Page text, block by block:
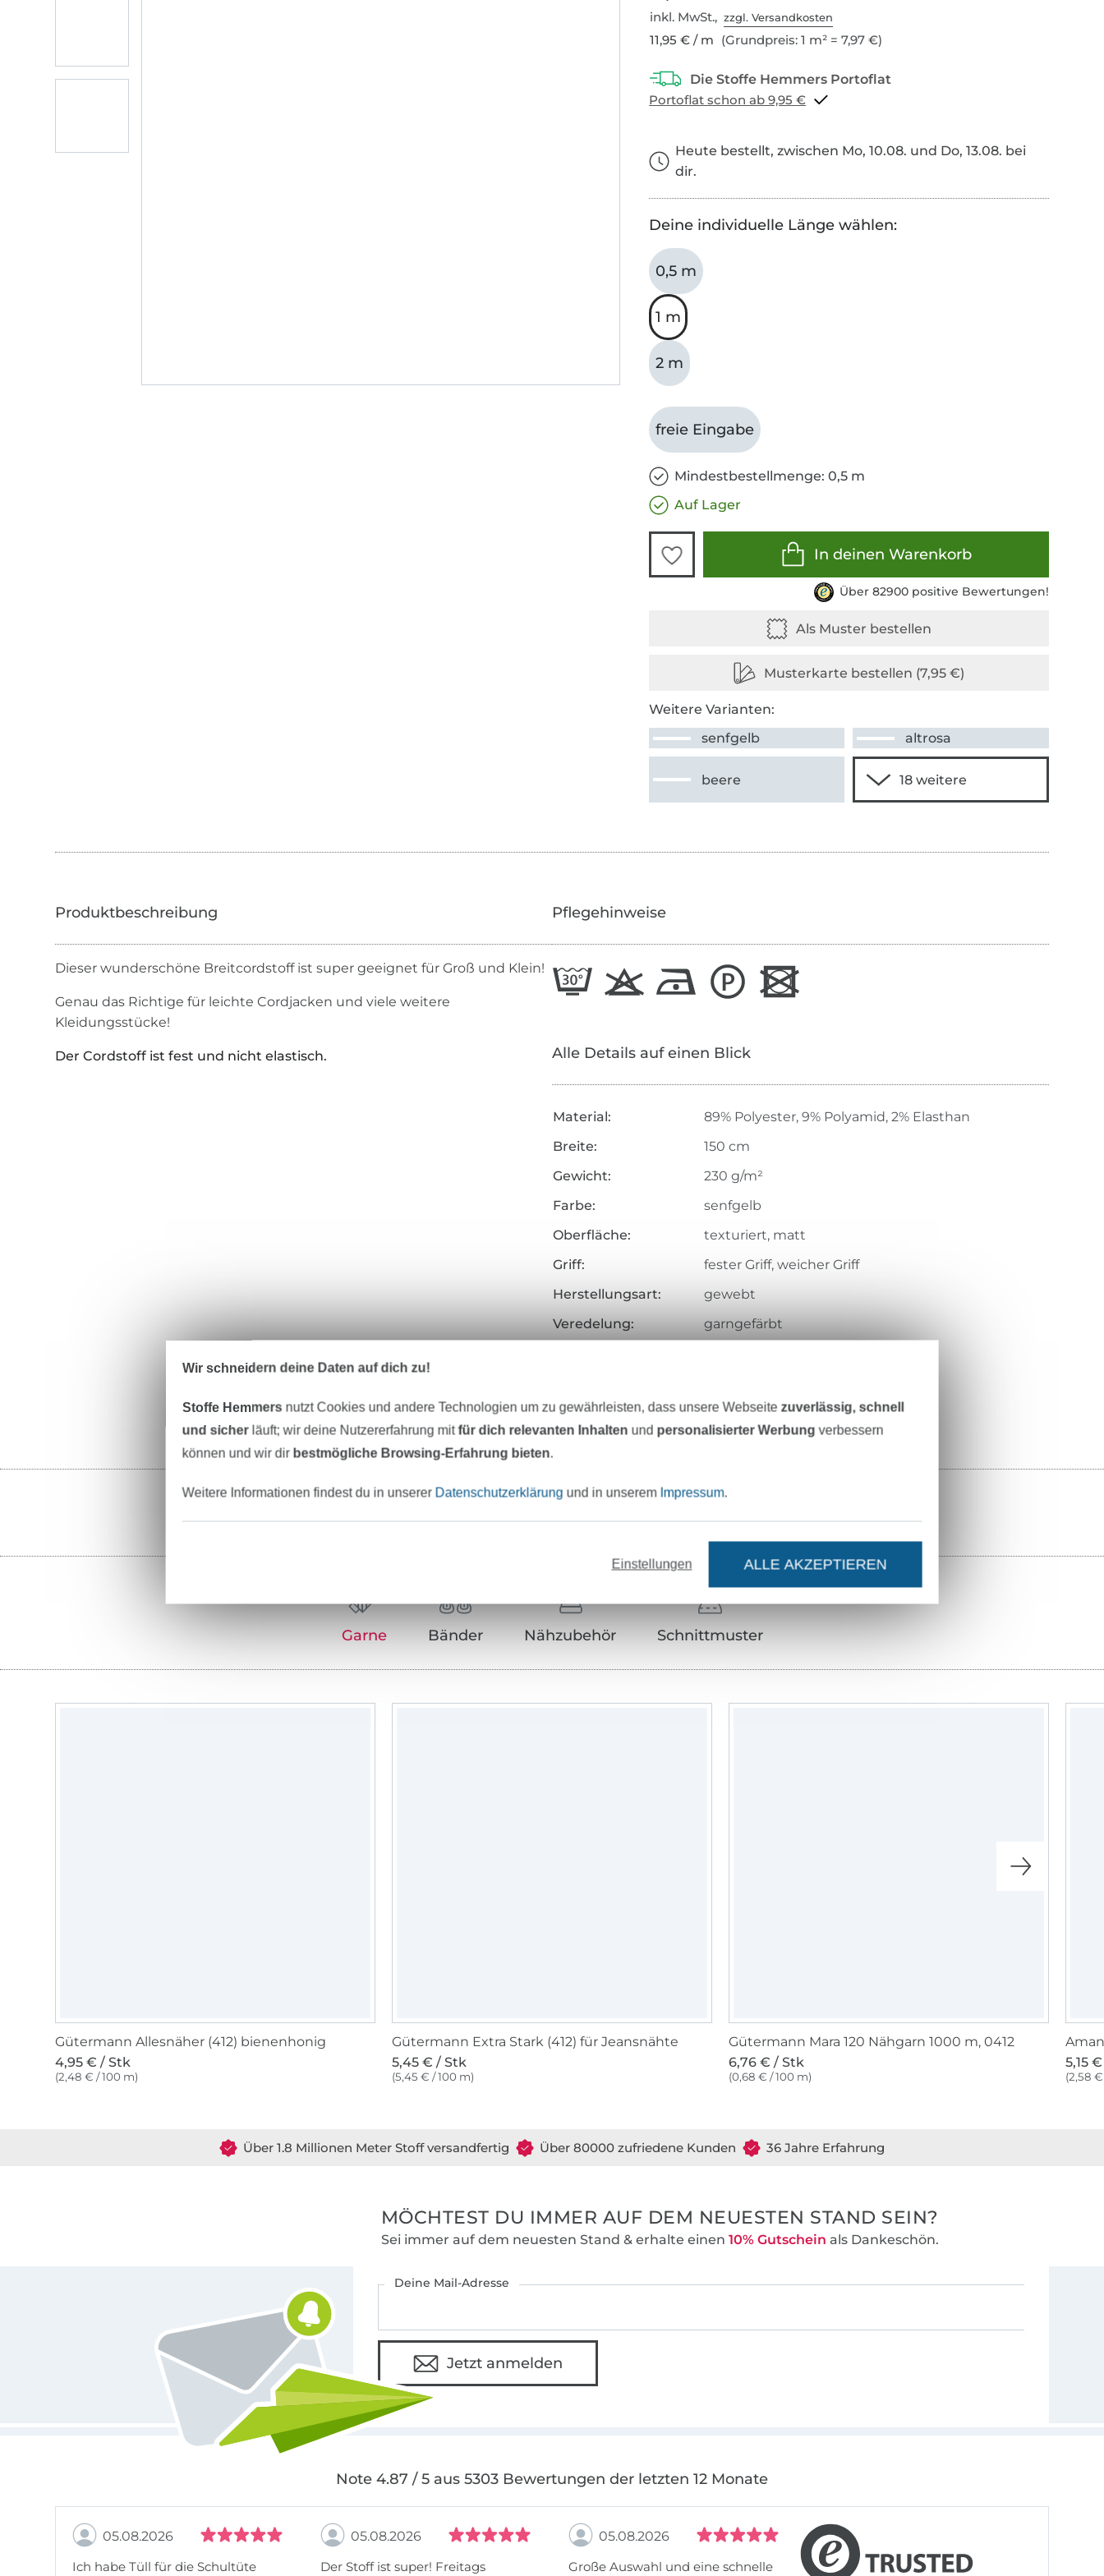
inkl. MwSt.,zzgl. Versandkosten
11,95 € / m (Grundpreis: 1 m² = 7,97 €)
Portoflat schon ab 9,95 €
Heute bestellt, zwischen Mo, 10.08. und Do, 13.08. bei
dir.
Deine individuelle Länge wählen:
0,5 m
1 m
2 m
freie Eingabe
Mindestbestellmenge: 0,5 m
Auf Lager
In deinen Warenkorb
Über 82900 positive Bewertungen!
Weitere Varianten:
senfgelb
altrosa
beere
Dieser wunderschöne Breitcordstoff ist super geeignet für Groß und Klein!
Genau das Richtige für leichte Cordjacken und viele weitere
Kleidungsstücke!
Der Cordstoff ist fest und nicht elastisch.
Pflegehinweise
Alle Details auf einen Blick
Material:
89% Polyester, 9% Polyamid, 2% Elasthan
Breite:
150 cm
Gewicht:
230 g/m²
Farbe:
senfgelb
Oberfläche:
texturiert, matt
Griff:
fester Griff, weicher Griff
Herstellungsart:
gewebt
Veredelung:
garngefärbt
Hersteller-Kontaktdaten
Garne Bänder Nähzubehör Schnittmuster
Gütermann Allesnäher (412) bienenhonig
4,95 € / Stk
(2,48 € / 100 m)
Gütermann Extra Stark (412) für Jeansnähte
5,45 € / Stk
(5,45 € / 100 m)
Gütermann Mara 120 Nähgarn 1000 m, 0412
6,76 € / Stk
(0,68 € / 100 m)
5,15
(2,58
Über 1.8 Millionen Meter Stoff versandfertig Über 80000 zufriedene Kunden 36 Jahre Erfahrung
MÖCHTEST DU IMMER AUF DEM NEUESTEN STAND SEIN?
Sei immer auf dem neuesten Stand & erhalte einen 10% Gutschein als Dankeschön.
Deine Mail-Adresse
Jetzt anmelden
Note 4.87 / 5 aus 5303 Bewertungen der letzten 12 Monate
05.08.2026
Ich habe Tüll für die Schultüte
05.08.2026
Der Stoff ist super! Freitags
05.08.2026
Große Auswahl und eine schnelle
Wir schneidern deine Daten auf dich zu!
Stoffe Hemmers nutzt Cookies und andere Technologien um zu gewährleisten, dass unsere Webseitezuverlässig, schnell
und sicherläuft; wir deine Nutzererfahrung mitfür dich relevanten Inhalten und personalisierter Werbung verbessern
können und wir dir bestmögliche Browsing-Erfahrung bieten.
Weitere Informationen findest du in unserer Datenschutzerklärung und in unserem Impressum.
Einstellungen ALLE AKZEPTIEREN